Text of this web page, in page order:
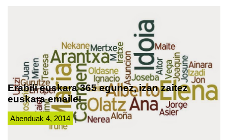
Erabili euskara 365 egunez, izan zaitez
euskara emaile!
Abenduak 4, 2014 |